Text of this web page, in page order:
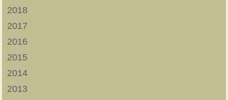
2018
2017
2016
2015
2014
2013